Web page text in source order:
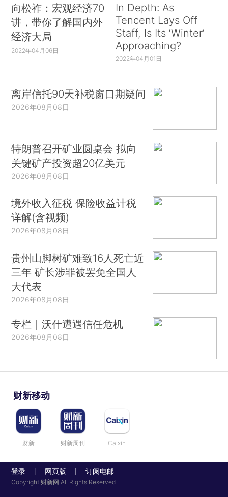
向松祚：宏观经济70
讲，带你了解国内外
经济大局
2022年04月06日
In Depth: As
Tencent Lays Off
Staff, Is Its ‘Winter’
Approaching?
2022年04月01日
离岸信托90天补税窗口期疑问
2026年08月08日
特朗普召开矿业圆桌会 拟向
关键矿产投资超20亿美元
2026年08月08日
境外收入征税 保险收益计税
详解(含视频)
2026年08月08日
贵州山脚树矿难致16人死亡近
三年 矿长涉罪被罢免全国人
大代表
2026年08月08日
专栏｜沃什遭遇信任危机
2026年08月08日
财新移动
财新 财新周刊 Caixin
登录 网页版 订阅电邮
Copyright 财新网 All Rights Reserved